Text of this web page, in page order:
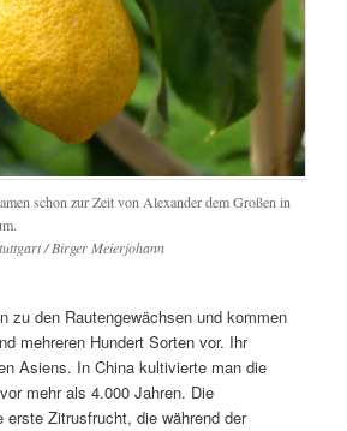
schon zur Zeit von Alexander dem Großen in
/ Birger Meierjohann
zu den Rautengewächsen und kommen
mehreren Hundert Sorten vor. Ihr
Asiens. In China kultivierte man die
mehr als 4.000 Jahren. Die
erste Zitrusfrucht, die während der